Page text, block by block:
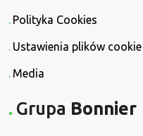
Polityka Cookies
Ustawienia plików cookie
Media
Grupa Bonnier